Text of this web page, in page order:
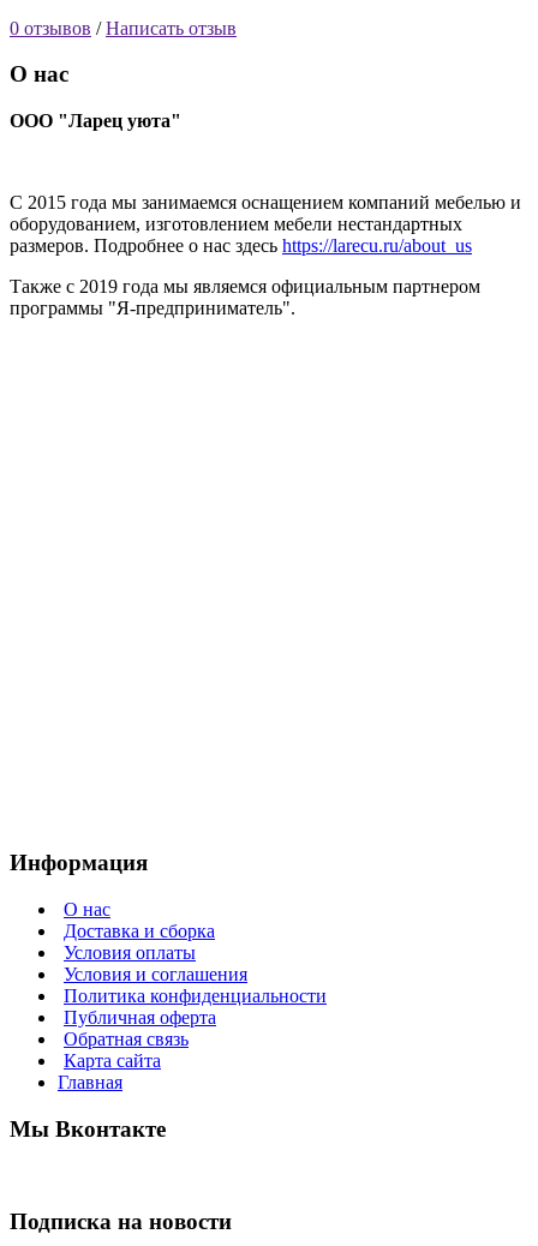
0 отзывов /Написать отзыв
О нас
ООО "Ларец уюта"
С 2015 года мы занимаемся оснащением компаний мебелью и
оборудованием, изготовлением мебели нестандартных
размеров. Подробнее о нас здесь https://larecu.ru/about_us
Также с 2019 года мы являемся официальным партнером
программы "Я-предприниматель".
Информация
О нас
Доставка и сборка
Условия оплаты
Условия и соглашения
Политика конфиденциальности
Публичная оферта
Обратная связь
Карта сайта
Главная
Мы Вконтакте
Подписка на новости